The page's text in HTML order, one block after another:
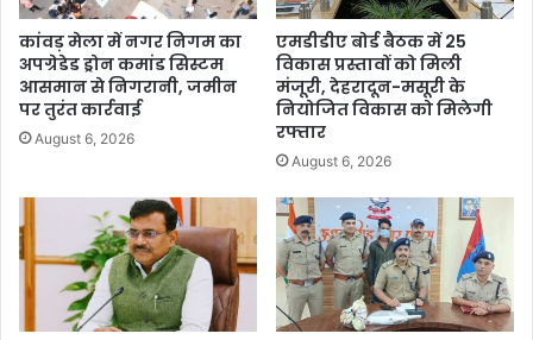
कांवड़ मेला में नगर निगम का
अपग्रेडेड ड्रोन कमांड सिस्टम
आसमान से निगरानी, जमीन
पर तुरंत कार्रवाई
August 6, 2026
एमडीडीए बोर्ड बैठक में 25
विकास प्रस्तावों को मिली
मंजूरी, देहरादून-मसूरी के
नियोजित विकास को मिलेगी
रफ्तार
August 6, 2026